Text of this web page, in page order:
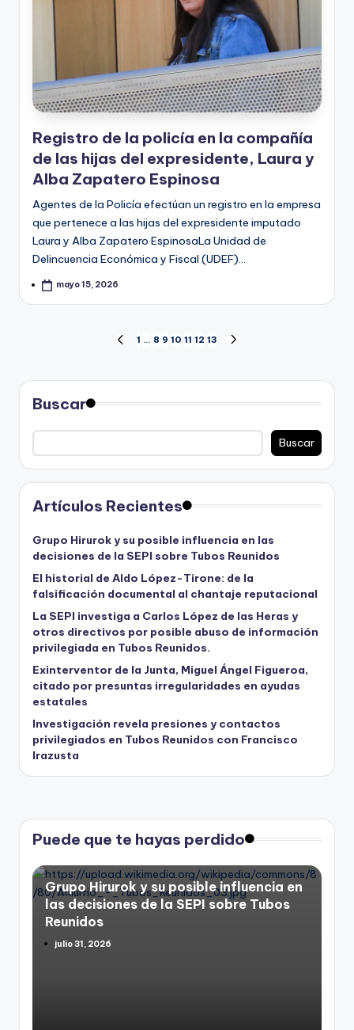
Registro de la policía en la compañía
de las hijas del expresidente, Laura y
Alba Zapatero Espinosa
Agentes de la Policía efectúan un registro en la empresa
que pertenece a las hijas del expresidente imputado
Laura y Alba Zapatero EspinosaLa Unidad de
Delincuencia Económica y Fiscal (UDEF)…
mayo 15, 2026
Paginación
de
entradas
PÁGINA
1 … 8 9 10 11 12 13
Buscar
Buscar
Artículos Recientes
Grupo Hirurok y su posible influencia en las
decisiones de la SEPI sobre Tubos Reunidos
El historial de Aldo López-Tirone: de la
falsificación documental al chantaje reputacional
La SEPI investiga a Carlos López de las Heras y
otros directivos por posible abuso de información
privilegiada en Tubos Reunidos.
Exinterventor de la Junta, Miguel Ángel Figueroa,
citado por presuntas irregularidades en ayudas
estatales
Investigación revela presiones y contactos
privilegiados en Tubos Reunidos con Francisco
Irazusta
Puede que te hayas perdido
Grupo Hirurok y su posible influencia en
las decisiones de la SEPI sobre Tubos
Reunidos
julio 31, 2026